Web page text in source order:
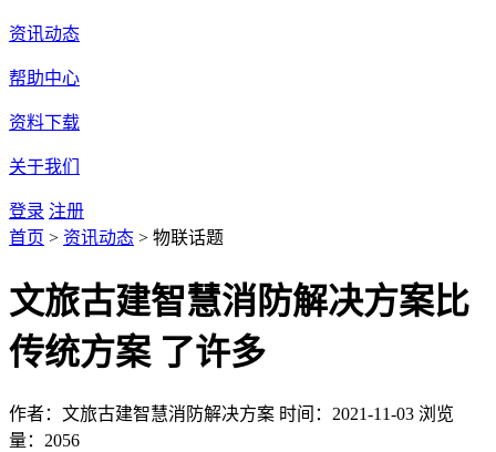
资讯动态
帮助中心
资料下载
关于我们
登录 注册
首页 > 资讯动态 > 物联话题
文旅古建智慧消防解决方案比
传统方案 了许多
作者：文旅古建智慧消防解决方案 时间：2021-11-03 浏览
量：2056